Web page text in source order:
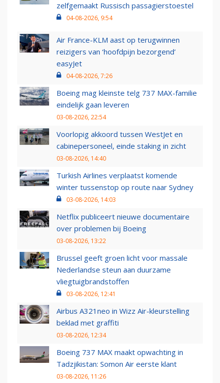
zelfgemaakt Russisch passagierstoestel
04-08-2026, 9:54
Air France-KLM aast op terugwinnen
reizigers van ‘hoofdpijn bezorgend’
easyJet
04-08-2026, 7:26
Boeing mag kleinste telg 737 MAX-familie
eindelijk gaan leveren
03-08-2026, 22:54
Voorlopig akkoord tussen WestJet en
cabinepersoneel, einde staking in zicht
03-08-2026, 14:40
Turkish Airlines verplaatst komende
winter tussenstop op route naar Sydney
03-08-2026, 14:03
Netflix publiceert nieuwe documentaire
over problemen bij Boeing
03-08-2026, 13:22
Brussel geeft groen licht voor massale
Nederlandse steun aan duurzame
vliegtuigbrandstoffen
03-08-2026, 12:41
Airbus A321neo in Wizz Air-kleurstelling
beklad met graffiti
03-08-2026, 12:34
Boeing 737 MAX maakt opwachting in
Tadzjikistan: Somon Air eerste klant
03-08-2026, 11:26